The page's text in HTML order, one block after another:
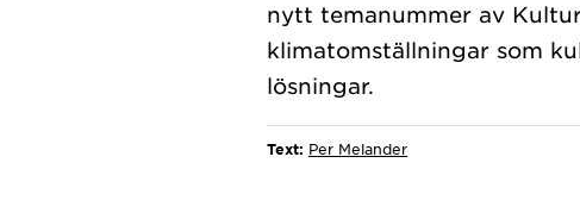
nytt temanummer av
klimatomställningar som
Text: Per Melander